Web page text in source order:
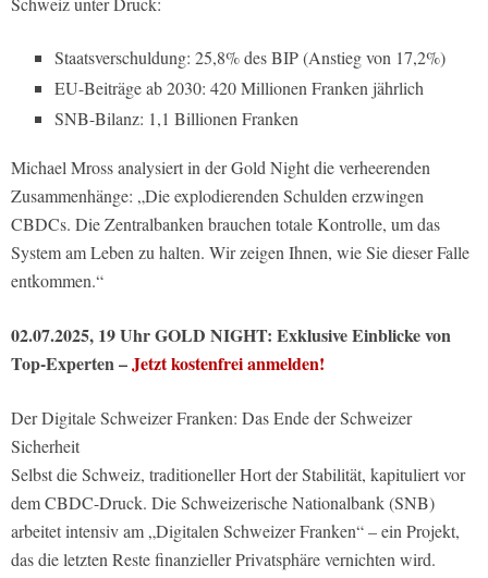
Staatsverschuldung: 25,8% des BIP (Anstieg von 17,2%)
EU-Beiträge ab 2030: 420 Millionen Franken jährlich
SNB-Bilanz: 1,1 Billionen Franken
Michael Mross analysiert in der Gold Night die verheerenden
Zusammenhänge: „Die explodierenden Schulden erzwingen
CBDCs. Die Zentralbanken brauchen totale Kontrolle, um das
System am Leben zu halten. Wir zeigen Ihnen, wie Sie dieser Falle
entkommen.“
02.07.2025, 19 Uhr GOLD NIGHT: Exklusive Einblicke von
Top-Experten –Jetzt kostenfrei anmelden!
Der Digitale Schweizer Franken: Das Ende der Schweizer
Sicherheit
Selbst die Schweiz, traditioneller Hort der Stabilität, kapituliert vor
dem CBDC-Druck. Die Schweizerische Nationalbank (SNB)
arbeitet intensiv am „Digitalen Schweizer Franken“ – ein Projekt,
das die letzten Reste finanzieller Privatsphäre vernichten wird.